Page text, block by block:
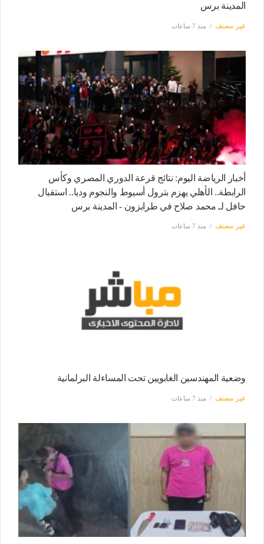
المدينة برس
غير مصنف منذ 7 ساعات
أخبار الرياضة اليوم: نتائج قرعة الدوري المصري وكأس
الرابطة.. الأهلي يهزم بترول أسيوط والنجوم وديا.. استقبال
حافل لـ محمد صلاح في طرابزون - المدينة برس
غير مصنف منذ 7 ساعات
وضعية المهندسين الغابويين تحت المساءلة البرلمانية
غير مصنف منذ 7 ساعات